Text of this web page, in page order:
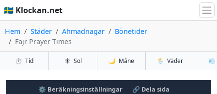
🇸🇪 Klockan.net
Hem Städer Ahmadnagar
Bönetider
Fajr Prayer Times
⏱️ Tid ☀️ Sol 🌙 Måne 🌦️ Väder 💨
⚙️ Beräkningsinställningar 🔗 Dela sida